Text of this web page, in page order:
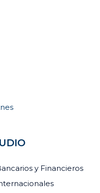
y Financieros